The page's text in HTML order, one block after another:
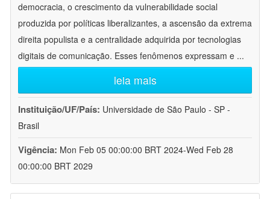
democracia, o crescimento da vulnerabilidade social
produzida por políticas liberalizantes, a ascensão da extrema
direita populista e a centralidade adquirida por tecnologias
digitais de comunicação. Esses fenômenos expressam e ...
leia mais
Instituição/UF/País: Universidade de São Paulo - SP -
Brasil
Vigência: Mon Feb 05 00:00:00 BRT 2024-Wed Feb 28
00:00:00 BRT 2029